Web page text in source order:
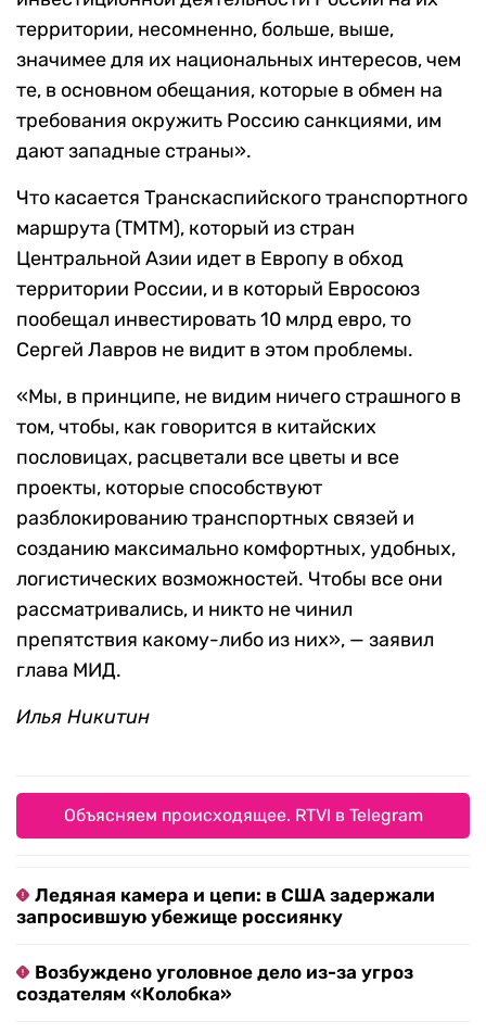
территории, несомненно, больше, выше,
значимее для их национальных интересов, чем
те, в основном обещания, которые в обмен на
требования окружить Россию санкциями, им
дают западные страны».
Что касается Транскаспийского транспортного
маршрута (ТМТМ), который из стран
Центральной Азии идет в Европу в обход
территории России, и в который Евросоюз
пообещал инвестировать 10 млрд евро, то
Сергей Лавров не видит в этом проблемы.
«Мы, в принципе, не видим ничего страшного в
том, чтобы, как говорится в китайских
пословицах, расцветали все цветы и все
проекты, которые способствуют
разблокированию транспортных связей и
созданию максимально комфортных, удобных,
логистических возможностей. Чтобы все они
рассматривались, и никто не чинил
препятствия какому-либо из них», — заявил
глава МИД.
Илья Никитин
Объясняем происходящее. RTVI в Telegram
Ледяная камера и цепи: в США задержали
запросившую убежище россиянку
Возбуждено уголовное дело из-за угроз
создателям «Колобка»